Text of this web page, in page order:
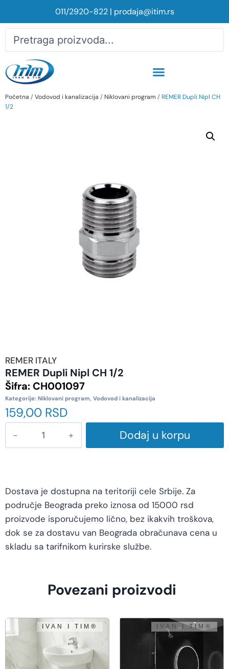
011/2920-822| prodaja@itim.rs
Početna /Vodovod i kanalizacija / Niklovani program / REMER Dupli Nipl CH
1/2
REMER ITALY
REMER Dupli Nipl CH 1/2
Šifra: CH001097
Kategorije: Niklovani program, Vodovod i kanalizacija
159,00 RSD
Dodaj u korpu
Dostava je dostupna na teritoriji cele Srbije. Za
područje Beograda preko iznosa od 15000 rsd
proizvode isporučujemo lično, bez ikakvih troškova,
dok se za dostavu van Beograda obračunava cena u
skladu sa tarifnikom kurirske službe.
Povezani proizvodi